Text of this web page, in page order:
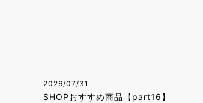
2026/07/31
SHOPおすすめ商品【part16】